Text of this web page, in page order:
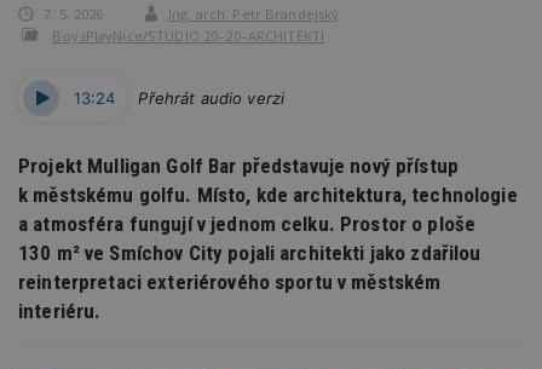
7. 5. 2026
Ing. arch. Petr Brandejský
BoysPlayNice/STUDIO 20–20–ARCHITEKTI
13:24 Přehrát audio verzi
Projekt Mulligan Golf Bar představuje nový přístup
k městskému golfu. Místo, kde architektura, technologie
a atmosféra fungují v jednom celku. Prostor o ploše
130 m² ve Smíchov City pojali architekti jako zdařilou
reinterpretaci exteriérového sportu v městském
interiéru.